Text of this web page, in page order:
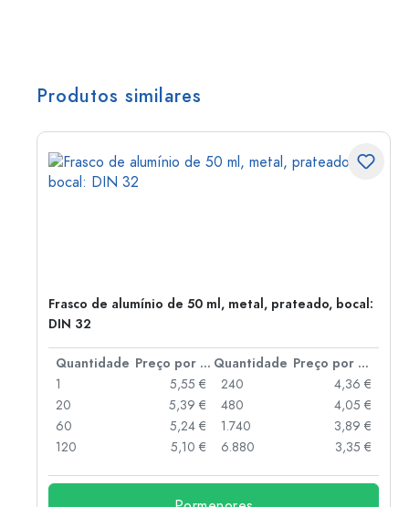
Produtos similares
Frasco de alumínio de 50 ml, metal, prateado, bocal:
DIN 32
Quantidade Preço por peça Quantidade
Preço por peça
1
5,55 €
20
5,39 €
60
5,24 €
120
5,10 €
240
4,36 €
480
4,05 €
1.740
3,89 €
6.880
3,35 €